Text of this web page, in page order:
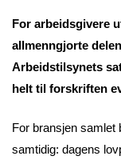
For arbeidsgivere
allmenngjorte
Arbeidstilsynets
helt til forskriften
For bransjen samlet
samtidig: dagens